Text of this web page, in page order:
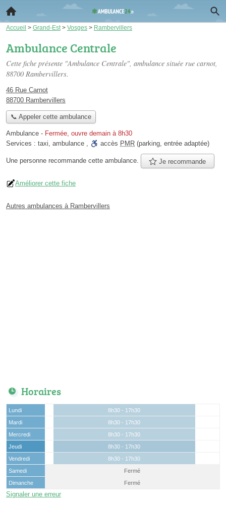
Accueil > Grand-Est > Vosges > Rambervillers
Ambulance Centrale
Cette fiche présente "Ambulance Centrale", ambulance située rue carnot,
88700 Rambervillers.
46 Rue Carnot
88700 Rambervillers
📞 Appeler cette ambulance
Ambulance - Fermée, ouvre demain à 8h30
Services : taxi, ambulance , accès PMR (parking, entrée adaptée)
Une personne recommande cette ambulance. Je recommande
Améliorer cette fiche
Autres ambulances à Rambervillers
Horaires
Lundi
8h30 - 17h30
Mardi
8h30 - 17h30
Mercredi
8h30 - 17h30
Jeudi
8h30 - 17h30
Vendredi
8h30 - 17h30
Samedi
Fermé
Dimanche
Fermé
Signaler une erreur